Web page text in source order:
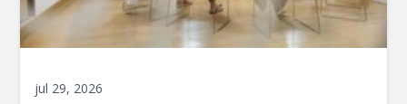
jul 29, 2026